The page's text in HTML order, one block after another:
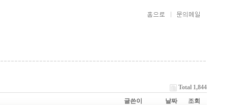
Total 1,844
글쓴이 날짜 조회